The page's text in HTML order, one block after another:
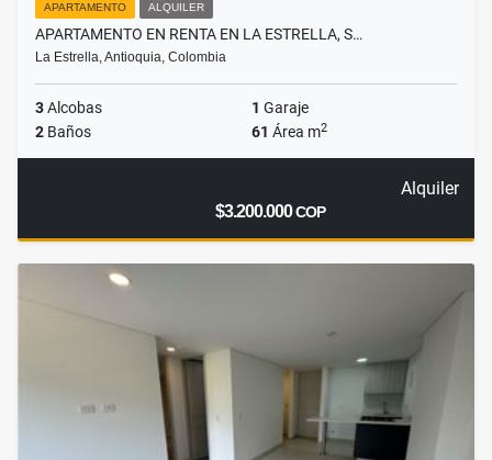
APARTAMENTO ALQUILER
APARTAMENTO EN RENTA EN LA ESTRELLA, S…
La Estrella, Antioquia, Colombia
3Alcobas 1 Garaje
2 Baños 61 Área m2
Alquiler
$3.200.000COP